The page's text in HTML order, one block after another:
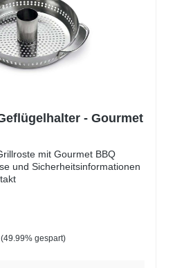
- Gourmet
(49.99% gespart)